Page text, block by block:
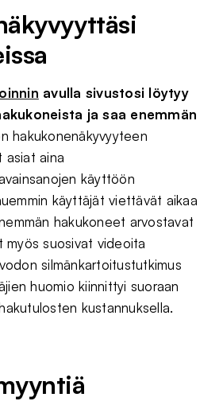
avulla sivustosi löytyy
ja saa enemmän
hakukonenäkyvyyteen
asiat aina
käyttöön
käyttäjät viettävät aikaa
hakukoneet arvostavat
myös suosivat videoita
silmänkartoitustutkimus
huomio kiinnittyi suoraan
kustannuksella.